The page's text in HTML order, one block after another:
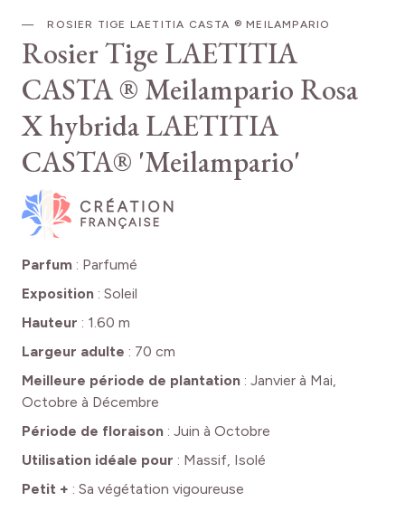
ROSIER TIGE LAETITIA CASTA ® MEILAMPARIO
Rosier Tige LAETITIA
CASTA ® Meilampario Rosa
X hybrida LAETITIA
CASTA® 'Meilampario'
Parfum : Parfumé
Exposition : Soleil
Hauteur : 1.60 m
Largeur adulte : 70 cm
Meilleure période de plantation : Janvier à Mai,
Octobre à Décembre
Période de floraison : Juin à Octobre
Utilisation idéale pour : Massif, Isolé
Petit + : Sa végétation vigoureuse